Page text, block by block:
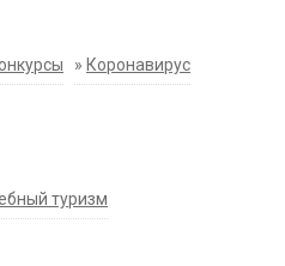
» Коронавирус
туризм